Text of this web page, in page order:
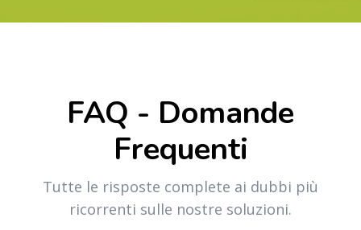
FAQ - Domande
Frequenti
Tutte le risposte complete ai dubbi più
ricorrenti sulle nostre soluzioni.